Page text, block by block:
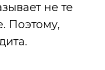
не те
Поэтому,